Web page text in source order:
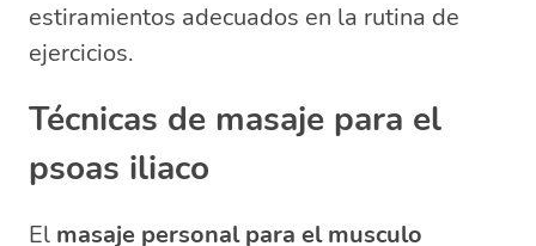
estiramientos adecuados en la rutina de
ejercicios.
Técnicas de masaje para el
psoas iliaco
El masaje personal para el musculo